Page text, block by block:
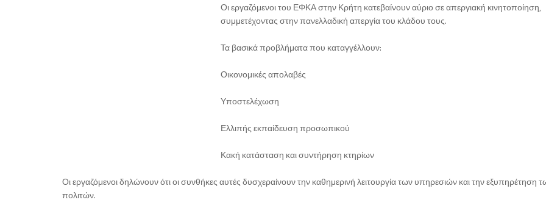
Οι εργαζόμενοι του ΕΦΚΑ στην Κρήτη κατεβαίνουν αύριο σε απεργιακή κινητοποίηση,
συμμετέχοντας στην πανελλαδική απεργία του κλάδου τους.
Τα βασικά προβλήματα που καταγγέλλουν:
Οικονομικές απολαβές
Υποστελέχωση
Ελλιπής εκπαίδευση προσωπικού
Κακή κατάσταση και συντήρηση κτηρίων
Οι εργαζόμενοι δηλώνουν ότι οι συνθήκες αυτές δυσχεραίνουν την καθημερινή λειτουργία των υπηρεσιών και την εξυπηρέτηση
πολιτών.